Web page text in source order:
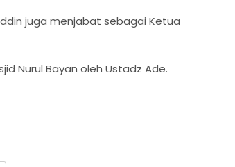
juga menjabat sebagai Ketua
Nurul Bayan oleh Ustadz Ade.